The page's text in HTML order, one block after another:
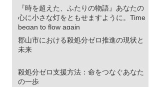
『時を超えた、ふたりの物語』あなたの
心に小さな灯をともせますように。Time
began to flow again
郡山市における殺処分ゼロ推進の現状と
未来
殺処分ゼロ支援方法：命をつなぐあなた
の一歩